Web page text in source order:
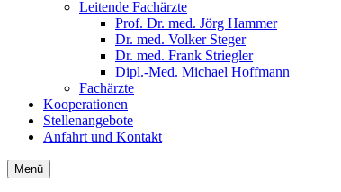
Leitende Fachärzte
Prof. Dr. med. Jörg Hammer
Dr. med. Volker Steger
Dr. med. Frank Striegler
Dipl.-Med. Michael Hoffmann
Fachärzte
Kooperationen
Stellenangebote
Anfahrt und Kontakt
Menü